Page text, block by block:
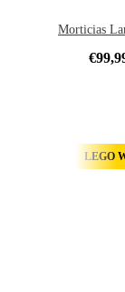
Morticias
€
LEGO